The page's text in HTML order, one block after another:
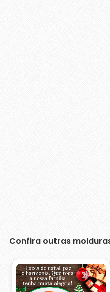
Confira outras